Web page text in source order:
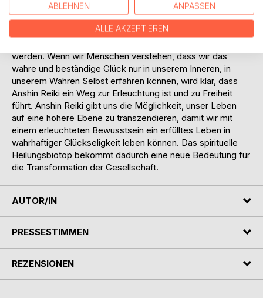
Transformation aufzuzeigen. Das spirituelle Verständnis für
die fünf Reiki Lebensprinzipien vertieft sich. Anshin Reiki
vermittelt, dass Freiheit und Glückseligkeit bereits in jedem
werden. Wenn wir Menschen verstehen, dass wir das
wahre und beständige Glück nur in unserem Inneren, in
unserem Wahren Selbst erfahren können, wird klar, dass
Anshin Reiki ein Weg zur Erleuchtung ist und zu Freiheit
führt. Anshin Reiki gibt uns die Möglichkeit, unser Leben
auf eine höhere Ebene zu transzendieren, damit wir mit
einem erleuchteten Bewusstsein ein erfülltes Leben in
wahrhaftiger Glückseligkeit leben können. Das spirituelle
Heilungsbiotop bekommt dadurch eine neue Bedeutung für
die Transformation der Gesellschaft.
AUTOR/IN
PRESSESTIMMEN
REZENSIONEN
ABLEHNEN ANPASSEN
ALLE AKZEPTIEREN